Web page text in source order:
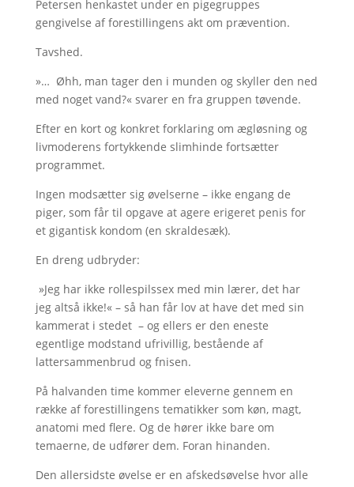
Petersen henkastet under en pigegruppes
gengivelse af forestillingens akt om prævention.
Tavshed.
»… Øhh, man tager den i munden og skyller den ned
med noget vand?« svarer en fra gruppen tøvende.
Efter en kort og konkret forklaring om ægløsning og
livmoderens fortykkende slimhinde fortsætter
programmet.
Ingen modsætter sig øvelserne – ikke engang de
piger, som får til opgave at agere erigeret penis for
et gigantisk kondom (en skraldesæk).
En dreng udbryder:
»Jeg har ikke rollespilssex med min lærer, det har
jeg altså ikke!« – så han får lov at have det med sin
kammerat i stedet – og ellers er den eneste
egentlige modstand ufrivillig, bestående af
lattersammenbrud og fnisen.
På halvanden time kommer eleverne gennem en
række af forestillingens tematikker som køn, magt,
anatomi med flere. Og de hører ikke bare om
temaerne, de udfører dem. Foran hinanden.
Den allersidste øvelse er en afskedsøvelse hvor alle